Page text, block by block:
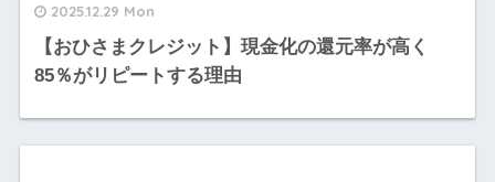
2025.12.29 Mon
【おひさまクレジット】現金化の還元率が高く
85％がリピートする理由